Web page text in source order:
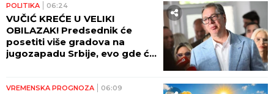
POLITIKA 06:24
VUČIĆ KREĆE U VELIKI
OBILAZAK! Predsednik će
posetiti više gradova na
jugozapadu Srbije, evo gde će
VREMENSKA PROGNOZA 06:09